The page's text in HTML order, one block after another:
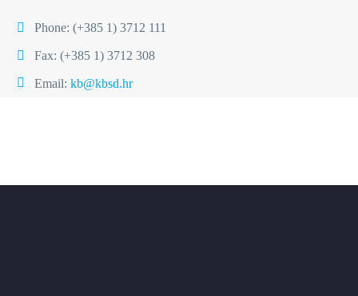
Phone: (+385 1) 3712 111
Fax: (+385 1) 3712 308
Email: kb@kbsd.hr